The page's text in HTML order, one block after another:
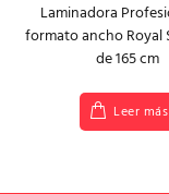
Laminadora
formato ancho Royal
de 165 cm
Leer más